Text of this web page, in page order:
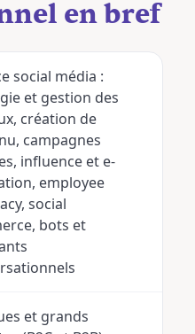
en bref
social média :
et gestion des
création de
campagnes
influence et e-
employee
social
bots et
et grands